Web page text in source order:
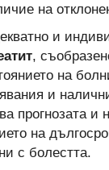
на
и
,
на
и
прогнозата и
на
с болестта.